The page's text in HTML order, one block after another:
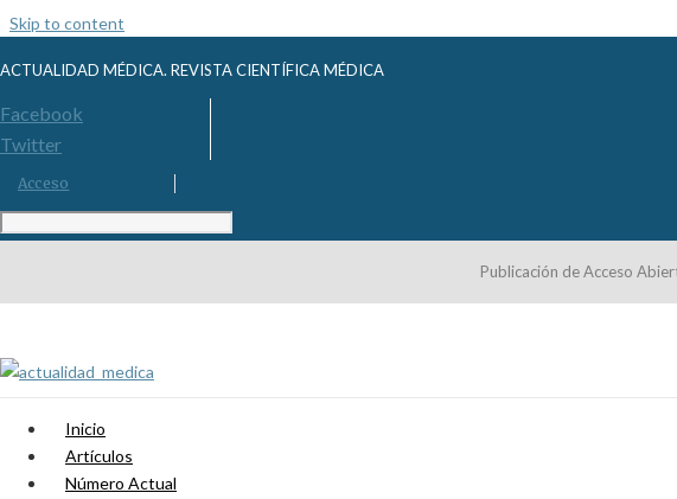
Skip to content
ACTUALIDAD MÉDICA. REVISTA CIENTÍFICA MÉDICA
Facebook
Twitter
Acceso
Publicación de Acceso
Inicio
Artículos
Número Actual